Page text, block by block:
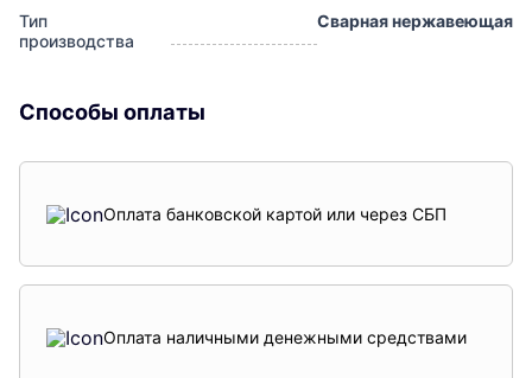
Тип
производства
Сварная нержавеющая
Способы оплаты
Оплата банковской картой или через СБП
Оплата наличными денежными средствами